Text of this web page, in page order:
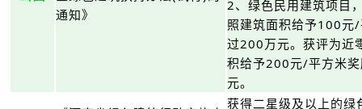
通知》
2、绿色民用建筑项目
照建筑面积给予100元
过200万元。获评为近
积给予200元/平方米
元。
获得二星级及以上的